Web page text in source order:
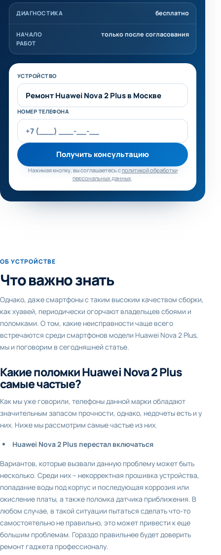
ДИАГНОСТИКА бесплатно
НАЧАЛО
РАБОТ
только после согласования
Не заполняйте это поле
УСТРОЙСТВО
НОМЕР ТЕЛЕФОНА
Получить консультацию
Нажимая кнопку, вы соглашаетесь сполитикой обработки
персональных данных.
ОБ УСТРОЙСТВЕ
Что важно знать
Однако, даже смартфоны с таким высоким качеством сборки,
как хуавей, периодически огорчают владельцев сбоями и
поломками. О том, какие неисправности чаще всего
встречаются среди смартфонов модели Huawei Nova 2 Plus,
мы и поговорим в сегодняшней статье.
Какие поломки Huawei Nova 2 Plus
самые частые?
Как мы уже говорили, телефоны данной марки обладают
значительным запасом прочности, однако, недочеты есть и у
них. Ниже мы рассмотрим самые частые из них.
Huawei Nova 2 Plus перестал включаться
Вариантов, которые вызвали данную проблему может быть
несколько. Среди них – некорректная прошивка устройства,
попадание воды под корпус и последующая коррозия или
окисление платы, а также поломка датчика приближения. В
любом случае, в такой ситуации пытаться сделать что-то
самостоятельно не правильно, это может привести к еще
большим проблемам. Гораздо правильнее будет доверить
ремонт гаджета профессионалу.